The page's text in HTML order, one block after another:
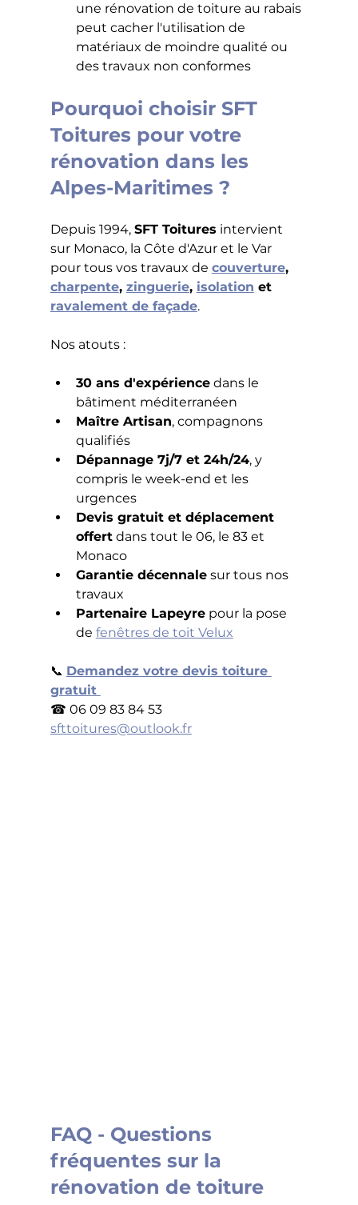
une rénovation de toiture au rabais
peut cacher l'utilisation de
matériaux de moindre qualité ou
des travaux non conformes
Pourquoi choisir SFT
Toitures pour votre
rénovation dans les
Alpes-Maritimes ?
Depuis 1994, SFT Toitures intervient
sur Monaco, la Côte d'Azur et le Var
pour tous vos travaux de couverture,
charpente, zinguerie, isolation et
ravalement de façade.
Nos atouts :
30 ans d'expérience dans le
bâtiment méditerranéen
Maître Artisan, compagnons
qualifiés
Dépannage 7j/7 et 24h/24, y
compris le week-end et les
urgences
Devis gratuit et déplacement
offert dans tout le 06, le 83 et
Monaco
Garantie décennale sur tous nos
travaux
Partenaire Lapeyre pour la pose
de fenêtres de toit Velux
📞 Demandez votre devis toiture
gratuit
☎ 06 09 83 84 53
sfttoitures@outlook.fr
FAQ - Questions
fréquentes sur la
rénovation de toiture